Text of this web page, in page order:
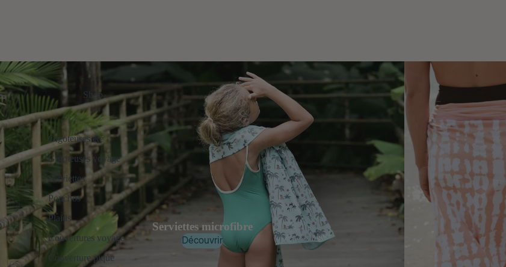
Shop
Gigoteuses été
Gigoteuses voyage
Serviettes
Ponchos
Plaids
Couvertures voyage
Couverture pique
Serviettes microfibre
Découvrir